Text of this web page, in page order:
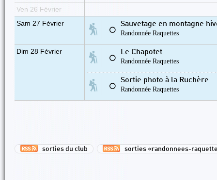
Ven 26 Février
Sam 27 Février
⚪
Sauvetage en montagne
Randonnée Raquettes
Dim 28 Février
⚪
Le Chapotet
Randonnée Raquettes
⚪
Sortie photo à la Ruchère
Randonnée Raquettes
sorties du club sorties «randonnees-